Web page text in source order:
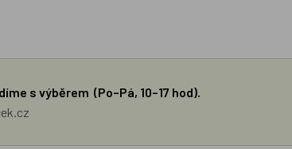
s výběrem (Po–Pá, 10–17 hod).